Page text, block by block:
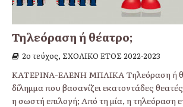
Τηλεόραση ή θέατρο;
2ο τεύχος, ΣΧΟΛΙΚΟ ΕΤΟΣ 2022-2023
ΚΑΤΕΡΙΝΑ-ΕΛΕΝΗ ΜΠΛΙΚΑ Τηλεόραση ή
δίλημμα που βασανίζει εκατοντάδες
η σωστή επιλογή; Από τη μία, η τηλεόραση